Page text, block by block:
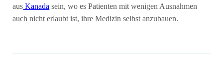
aus Kanada sein, wo es Patienten mit wenigen Ausnahmen
auch nicht erlaubt ist, ihre Medizin selbst anzubauen.